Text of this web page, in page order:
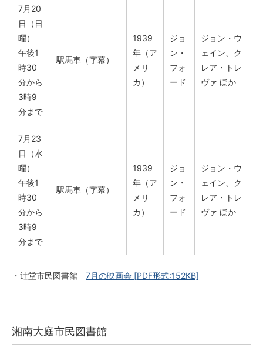
7月20
日（日
曜）
午後1
時30
分から
3時9
分まで
駅馬車（字幕）
1939
年（ア
メリ
カ）
ジョ
ン・
フォ
ード
ジョン・ウ
ェイン、ク
レア・トレ
ヴァ ほか
7月23
日（水
曜）
午後1
時30
分から
3時9
分まで
駅馬車（字幕）
1939
年（ア
メリ
カ）
ジョ
ン・
フォ
ード
ジョン・ウ
ェイン、ク
レア・トレ
ヴァ ほか
・辻堂市民図書館 7月の映画会 [PDF形式:152KB]
湘南大庭市民図書館